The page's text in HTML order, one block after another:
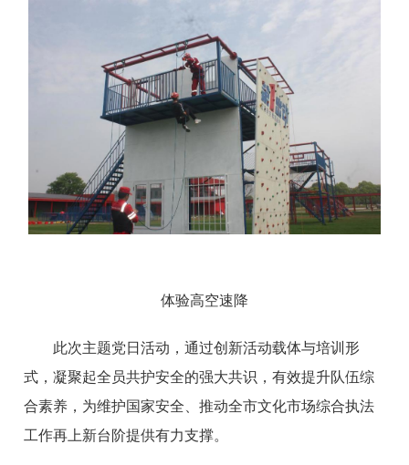
体验高空速降
此次主题党日活动，通过创新活动载体与培训形
式，凝聚起全员共护安全的强大共识，有效提升队伍综
合素养，为维护国家安全、推动全市文化市场综合执法
工作再上新台阶提供有力支撑。